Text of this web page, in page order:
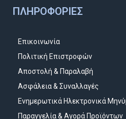
ΠΛΗΡΟΦΟΡΊΕΣ
Επικοινωνία
Πολιτική Επιστροφών
Αποστολή & Παραλαβή
Ασφάλεια & Συναλλαγές
Ενημερωτικά Ηλεκτρονικά
Παραγγελία & Αγορά Προϊόντων